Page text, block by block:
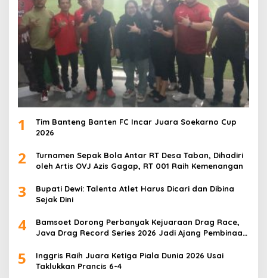
1
Tim Banteng Banten FC Incar Juara Soekarno Cup
2026
2
Turnamen Sepak Bola Antar RT Desa Taban, Dihadiri
oleh Artis OVJ Azis Gagap, RT 001 Raih Kemenangan
3
Bupati Dewi: Talenta Atlet Harus Dicari dan Dibina
Sejak Dini
4
Bamsoet Dorong Perbanyak Kejuaraan Drag Race,
Java Drag Record Series 2026 Jadi Ajang Pembinaan
5
Inggris Raih Juara Ketiga Piala Dunia 2026 Usai
Taklukkan Prancis 6-4